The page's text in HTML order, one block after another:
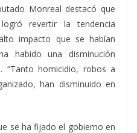
Monreal destacó que
revertir la tendencia
impacto que se habían
habido una disminución
“Tanto homicidio, robos a
han disminuido en
se ha fijado el gobierno en